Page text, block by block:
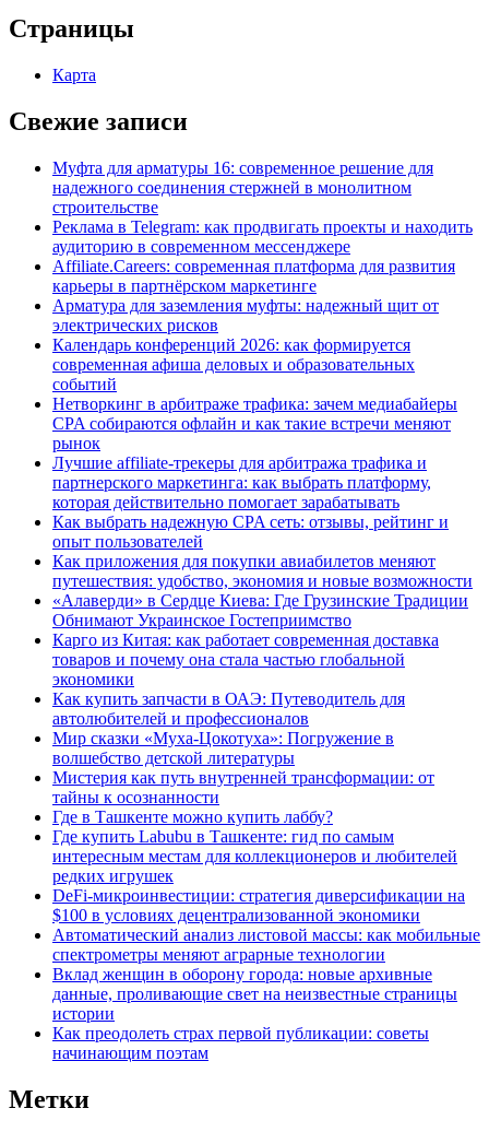
Страницы
Карта
Свежие записи
Муфта для арматуры 16: современное решение для
надежного соединения стержней в монолитном
строительстве
Реклама в Telegram: как продвигать проекты и находить
аудиторию в современном мессенджере
Affiliate.Careers: современная платформа для развития
карьеры в партнёрском маркетинге
Арматура для заземления муфты: надежный щит от
электрических рисков
Календарь конференций 2026: как формируется
современная афиша деловых и образовательных
событий
Нетворкинг в арбитраже трафика: зачем медиабайеры
CPA собираются офлайн и как такие встречи меняют
рынок
Лучшие affiliate-трекеры для арбитража трафика и
партнерского маркетинга: как выбрать платформу,
которая действительно помогает зарабатывать
Как выбрать надежную CPA сеть: отзывы, рейтинг и
опыт пользователей
Как приложения для покупки авиабилетов меняют
путешествия: удобство, экономия и новые возможности
«Алаверди» в Сердце Киева: Где Грузинские Традиции
Обнимают Украинское Гостеприимство
Карго из Китая: как работает современная доставка
товаров и почему она стала частью глобальной
экономики
Как купить запчасти в ОАЭ: Путеводитель для
автолюбителей и профессионалов
Мир сказки «Муха-Цокотуха»: Погружение в
волшебство детской литературы
Мистерия как путь внутренней трансформации: от
тайны к осознанности
Где в Ташкенте можно купить лаббу?
Где купить Labubu в Ташкенте: гид по самым
интересным местам для коллекционеров и любителей
редких игрушек
DeFi-микроинвестиции: стратегия диверсификации на
$100 в условиях децентрализованной экономики
Автоматический анализ листовой массы: как мобильные
спектрометры меняют аграрные технологии
Вклад женщин в оборону города: новые архивные
данные, проливающие свет на неизвестные страницы
истории
Как преодолеть страх первой публикации: советы
начинающим поэтам
Метки